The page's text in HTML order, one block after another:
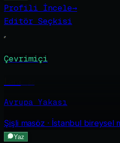
Profili İncele→
Editör Seçkisi
Çevrimiçi
Avrupa Yakası
Şişlimasöz · İstanbul bireysel
Yaz